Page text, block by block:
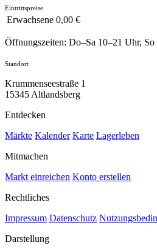
Eintrittspreise
Erwachsene 0,00 €
Öffnungszeiten: Do–Sa 10–21 Uhr,
Standort
Krummenseestraße 1
15345 Altlandsberg
Entdecken
Märkte Kalender Karte Lagerleben
Mitmachen
Markt einreichen Konto erstellen
Rechtliches
Impressum Datenschutz
Darstellung